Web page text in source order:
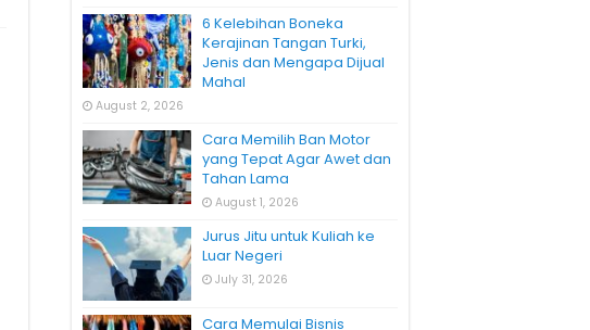
6 Kelebihan Boneka
Kerajinan Tangan Turki,
Jenis dan Mengapa Dijual
Mahal
August 2, 2026
Cara Memilih Ban Motor
yang Tepat Agar Awet dan
Tahan Lama
August 1, 2026
Jurus Jitu untuk Kuliah ke
Luar Negeri
July 31, 2026
Cara Memulai Bisnis